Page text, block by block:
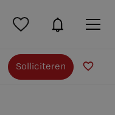
Solliciteren